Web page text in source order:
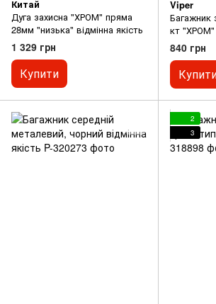
Китай
Дуга захисна "ХРОМ" пряма
28мм "низька" відмінна якість
1 329 грн
Купити
Viper
Багажник
кт "ХРОМ"
якість
840 грн
2
3